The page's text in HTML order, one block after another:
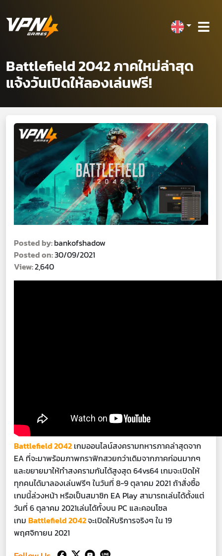
Battlefield 2042 ภาคใหม่ล่าสุด
แจ้งวันเปิดให้ลองเล่นฟรี!
Posted by:bankofshadow
Posted on:30/09/2021
View:2,640
Battlefield 2042 เกมออนไลน์สงครามทหารภาคล่าสุดจาก
EA ที่จะมาพร้อมภาพกราฟิกสวยกว่าเดิมจากภาคก่อนมากๆ
และขยายมาให้ทำสงครามกันได้สูงสุด 64vs64 เกมจะเปิดให้
ทุกคนได้มาลองเล่นฟรีๆ ในวันที่ 8-9 ตุลาคม 2021 ถ้าสั่งซื้อ
เกมนี้ล่วงหน้า หรือเป็นสมาชิก EA Play สามารถเล่นได้ตั้งแต่
วันที่ 6 ตุลาคม 2021เล่นได้ทั้งบน PC และคอนโซล
เกม Battlefield 2042จะเปิดให้บริการจริงๆ ใน 19
พฤศจิกายน 2021